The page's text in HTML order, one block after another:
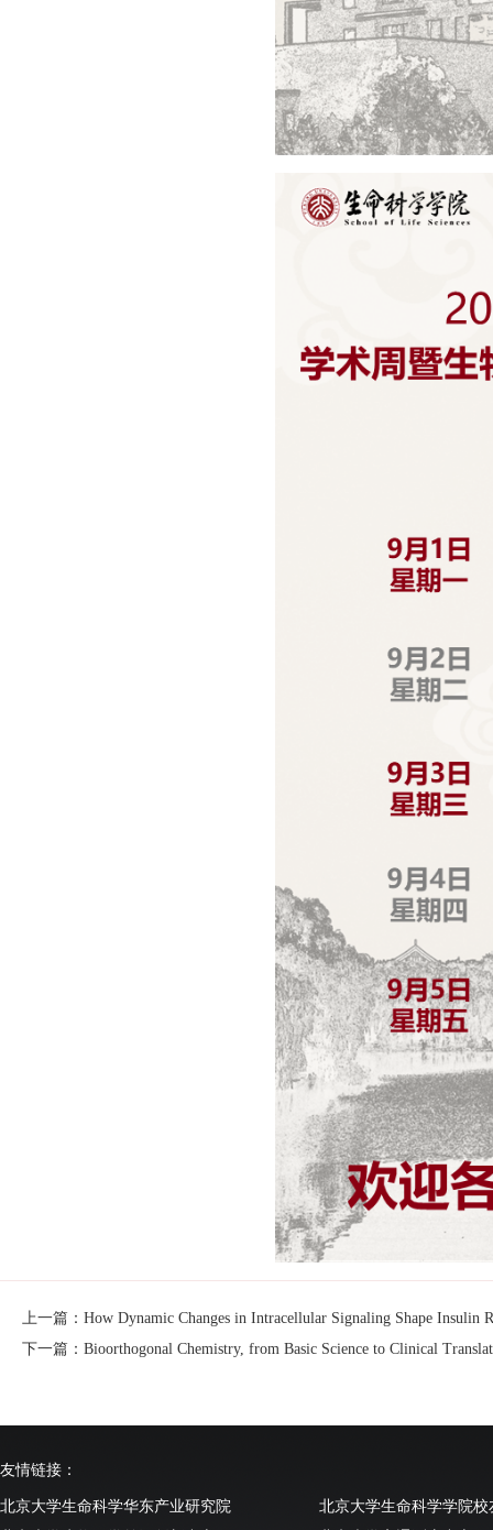
上一篇：How Dynamic Changes in Intracellular Signaling Shape Insulin
下一篇：Bioorthogonal Chemistry, from Basic Science to Clinical
友情链接：
北京大学生命科学华东产业研究院
北京大学生命科学学院校